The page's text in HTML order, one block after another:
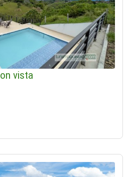
vista